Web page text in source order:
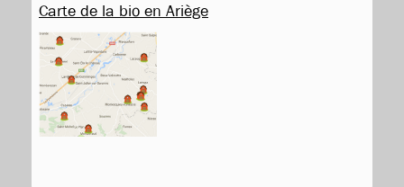
Carte de la bio en Ariège